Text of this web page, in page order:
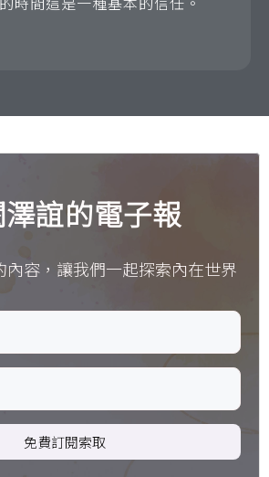
誼的電子報
內容，讓我們一起探索內在世界
免費訂閱索取